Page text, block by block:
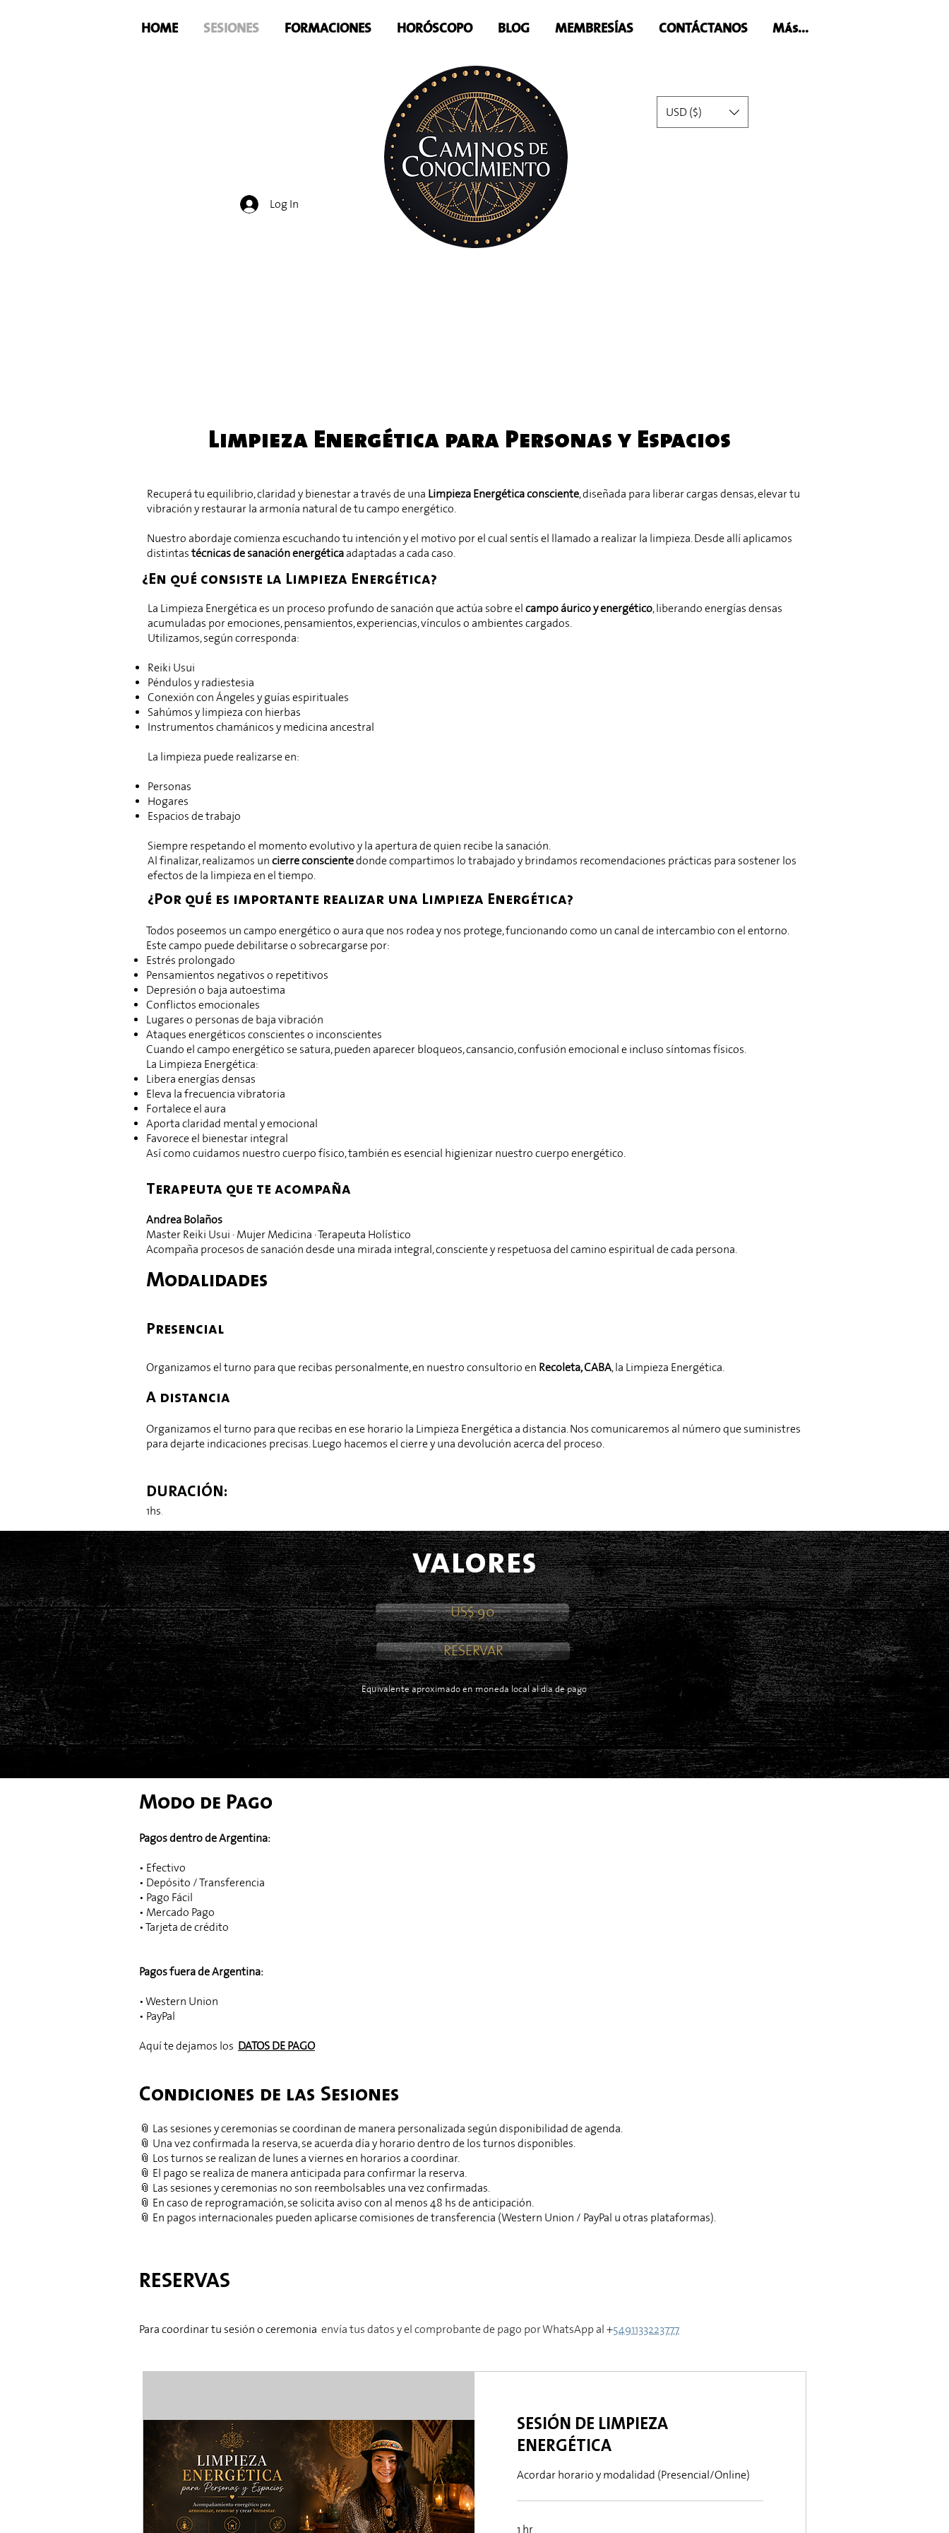
HOME SESIONES FORMACIONES HORÓSCOPO BLOG MEMBRESÍAS CONTÁCTANOS Más...
Log In
USD ($)
Limpieza Energética para Personas y Espacios
Recuperá tu equilibrio, claridad y bienestar a través de una Limpieza Energética consciente, diseñada para liberar cargas densas, elevar tu
vibración y restaurar la armonía natural de tu campo energético.
Nuestro abordaje comienza escuchando tu intención y el motivo por el cual sentís el llamado a realizar la limpieza. Desde allí aplicamos
distintas técnicas de sanación energética adaptadas a cada caso.
¿En qué consiste la Limpieza Energética?
La Limpieza Energética es un proceso profundo de sanación que actúa sobre el campo áurico y energético, liberando energías densas
acumuladas por emociones, pensamientos, experiencias, vínculos o ambientes cargados.
Utilizamos, según corresponda:
Reiki Usui
Péndulos y radiestesia
Conexión con Ángeles y guías espirituales
Sahúmos y limpieza con hierbas
Instrumentos chamánicos y medicina ancestral
La limpieza puede realizarse en:
Personas
Hogares
Espacios de trabajo
Siempre respetando el momento evolutivo y la apertura de quien recibe la sanación.
Al finalizar, realizamos un cierre conscientedonde compartimos lo trabajado y brindamos recomendaciones prácticas para sostener los
efectos de la limpieza en el tiempo.
¿Por qué es importante realizar una Limpieza Energética?
Todos poseemos un campo energético o aura que nos rodea y nos protege, funcionando como un canal de intercambio con el entorno.
Este campo puede debilitarse o sobrecargarse por:
Estrés prolongado
Pensamientos negativos o repetitivos
Depresión o baja autoestima
Conflictos emocionales
Lugares o personas de baja vibración
Ataques energéticos conscientes o inconscientes
Cuando el campo energético se satura, pueden aparecer bloqueos, cansancio, confusión emocional e incluso síntomas físicos.
La Limpieza Energética:
Libera energías densas
Eleva la frecuencia vibratoria
Fortalece el aura
Aporta claridad mental y emocional
Favorece el bienestar integral
Así como cuidamos nuestro cuerpo físico, también es esencial higienizar nuestro cuerpo energético.
Terapeuta que te acompaña
Andrea Bolaños
Master Reiki Usui · Mujer Medicina · Terapeuta Holístico
Acompaña procesos de sanación desde una mirada integral, consciente y respetuosa del camino espiritual de cada persona.
valores
US$ 90
RESERVAR
Equivalente aproximado en moneda local al día de pago
​​Modalidades
Presencial
Organizamos el turno para que recibas personalmente, en nuestro consultorio en Recoleta, CABA, la Limpieza Energética.
A distancia​
Organizamos el turno para que recibas en ese horario la Limpieza Energética a distancia. Nos comunicaremos al número que suministres
para dejarte indicaciones precisas. Luego hacemos el cierre y una devolución acerca del proceso.
DURACIÓN:
1hs.
Modo de Pago
Pagos dentro de Argentina:
• Efectivo
• Depósito / Transferencia
• Pago Fácil
• Mercado Pago
• Tarjeta de crédito
Pagos fuera de Argentina:
• Western Union
• PayPal
Aquí te dejamos los DATOS DE PAGO
Condiciones de las Sesiones
📎 Las sesiones y ceremonias se coordinan de manera personalizada según disponibilidad de agenda.
📎 Una vez confirmada la reserva, se acuerda día y horario dentro de los turnos disponibles.
📎 Los turnos se realizan de lunes a viernes en horarios a coordinar.
📎 El pago se realiza de manera anticipada para confirmar la reserva.
📎 Las sesiones y ceremonias no son reembolsables una vez confirmadas.
📎 En caso de reprogramación, se solicita aviso con al menos 48 hs de anticipación.
📎 En pagos internacionales pueden aplicarse comisiones de transferencia (Western Union / PayPal u otras plataformas).
RESERVAS​
Para coordinar tu sesión o ceremonia envía tus datos y el comprobante de pago por WhatsApp al +5491133223777
SESIÓN DE LIMPIEZA
ENERGÉTICA
Acordar horario y modalidad (Presencial/Online)
1 hr